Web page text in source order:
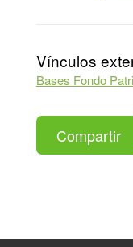
Vínculos
Bases Fondo
Compartir